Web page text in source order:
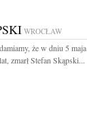
WROCŁAW
że w dniu 5 maja
zmarł Stefan Skąpski...